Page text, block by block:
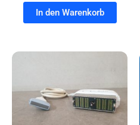
In den Warenkorb